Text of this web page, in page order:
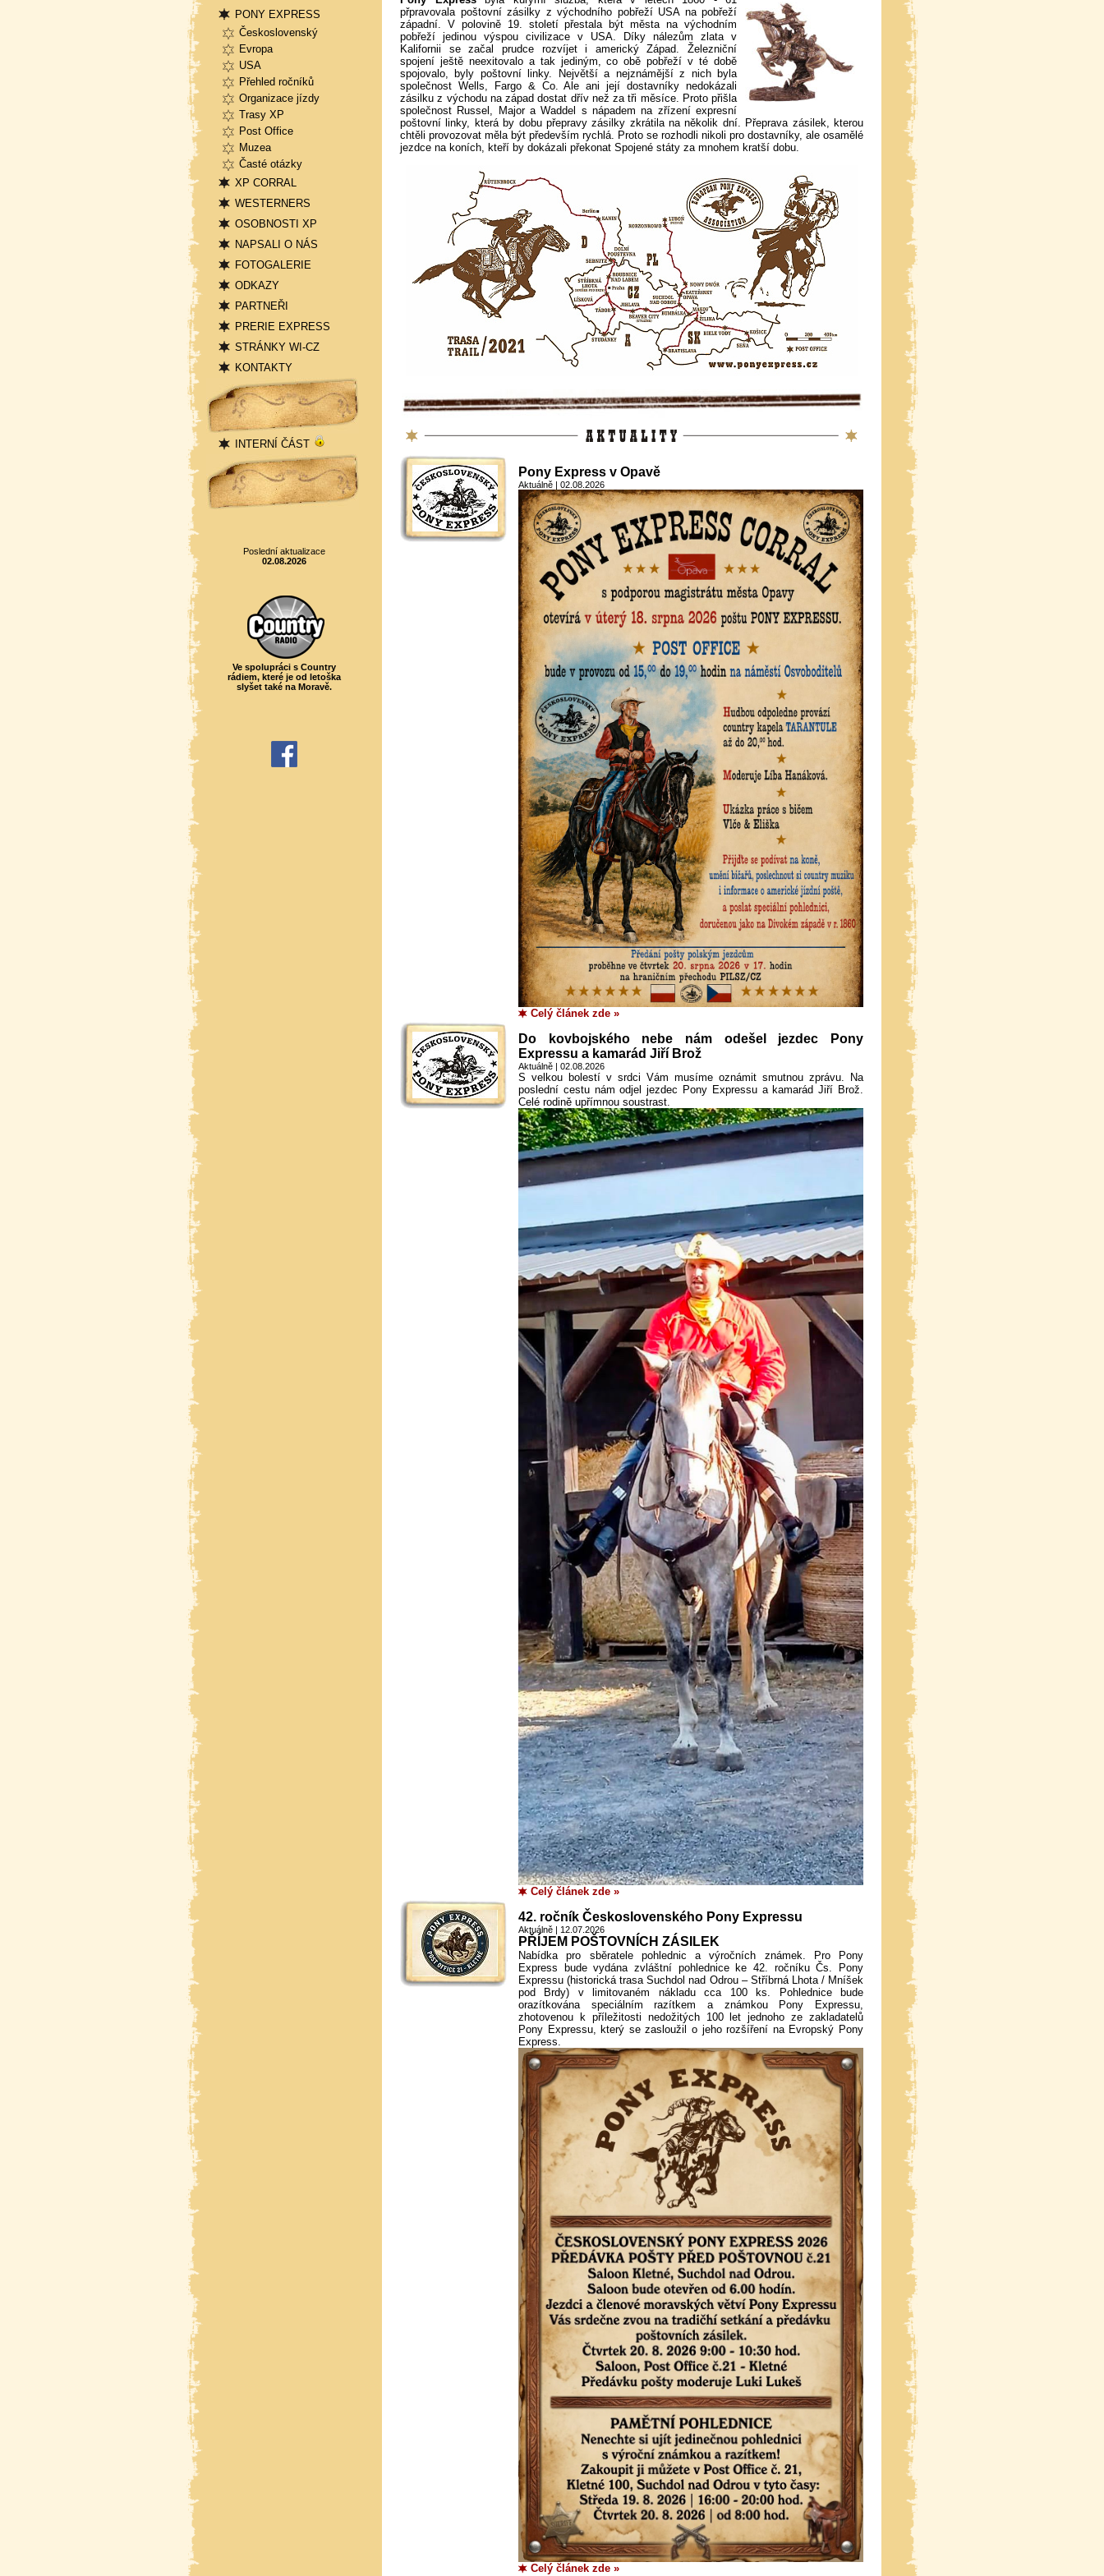
PONY EXPRESS
Československý
Evropa
USA
Přehled ročníků
Organizace jízdy
Trasy XP
Post Office
Muzea
Časté otázky
XP CORRAL
WESTERNERS
OSOBNOSTI XP
NAPSALI O NÁS
FOTOGALERIE
ODKAZY
PARTNEŘI
PRERIE EXPRESS
STRÁNKY WI-CZ
KONTAKTY
Přihlášení
INTERNÍ ČÁST
Statistika
Poslední aktualizace
02.08.2026
Ve spolupráci s Country
rádiem, které je od letoška
slyšet také na Moravě.
přpravovala poštovní zásilky z východního pobřeží USA na pobřeží
západní. V polovině 19. století přestala být města na východním
pobřeží jedinou výspou civilizace v USA. Díky nálezům zlata v
Kalifornii se začal prudce rozvíjet i americký Západ. Železniční
spojení ještě neexitovalo a tak jediným, co obě pobřeží v té době
spojovalo, byly poštovní linky. Největší a nejznámější z nich byla
společnost Wells, Fargo & Co. Ale ani její dostavníky nedokázali
zásilku z východu na západ dostat dřív než za tři měsíce. Proto přišla
společnost Russel, Major a Waddel s nápadem na zřízení expresní
poštovní linky, která by dobu přepravy zásilky zkrátila na několik dní. Přeprava zásilek, kterou
chtěli provozovat měla být především rychlá. Proto se rozhodli nikoli pro dostavníky, ale osamělé
jezdce na koních, kteří by dokázali překonat Spojené státy za mnohem kratší dobu.
Aktuálně
Pony Express v Opavě
Aktuálně | 02.08.2026
Celý článek zde »
Do kovbojského nebe nám odešel jezdec Pony
Expressu a kamarád Jiří Brož
Aktuálně | 02.08.2026
S velkou bolestí v srdci Vám musíme oznámit smutnou zprávu. Na
poslední cestu nám odjel jezdec Pony Expressu a kamarád Jiří Brož.
Celé rodině upřímnou soustrast.
Celý článek zde »
42. ročník Československého Pony Expressu
Aktuálně | 12.07.2026
PŘÍJEM POŠTOVNÍCH ZÁSILEK
Nabídka pro sběratele pohlednic a výročních známek. Pro Pony
Express bude vydána zvláštní pohlednice ke 42. ročníku Čs. Pony
Expressu (historická trasa Suchdol nad Odrou – Stříbrná Lhota / Mníšek
pod Brdy) v limitovaném nákladu cca 100 ks. Pohlednice bude
orazítkována speciálním razítkem a známkou Pony Expressu,
zhotovenou k příležitosti nedožitých 100 let jednoho ze zakladatelů
Pony Expressu, který se zasloužil o jeho rozšíření na Evropský Pony
Express.
Celý článek zde »